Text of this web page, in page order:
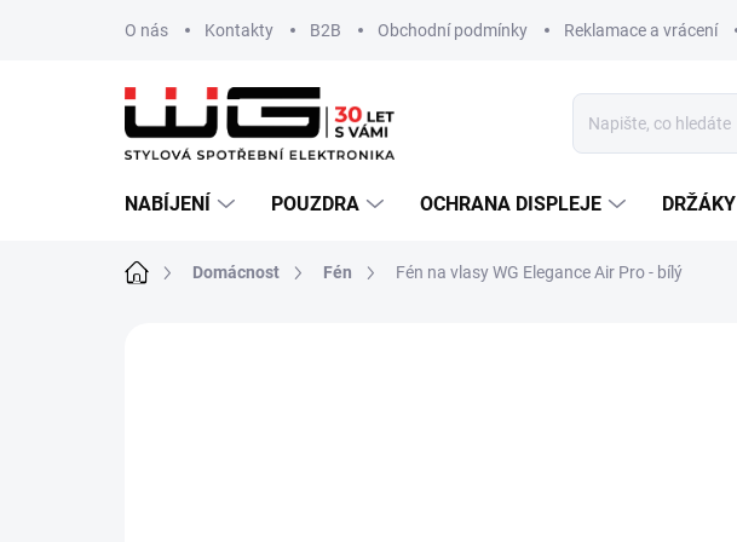
O nás Kontakty B2B Obchodní podmínky Reklamace a vrácení
NABÍJENÍ POUZDRA OCHRANA DISPLEJE DRŽÁKY
Domů Domácnost Fén Fén na vlasy WG Elegance Air Pro - bílý